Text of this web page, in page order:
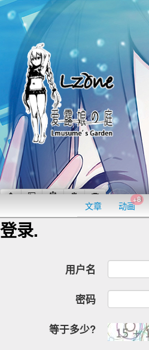
文章 动画
+8
登录.
用户名
密码
等于多少?